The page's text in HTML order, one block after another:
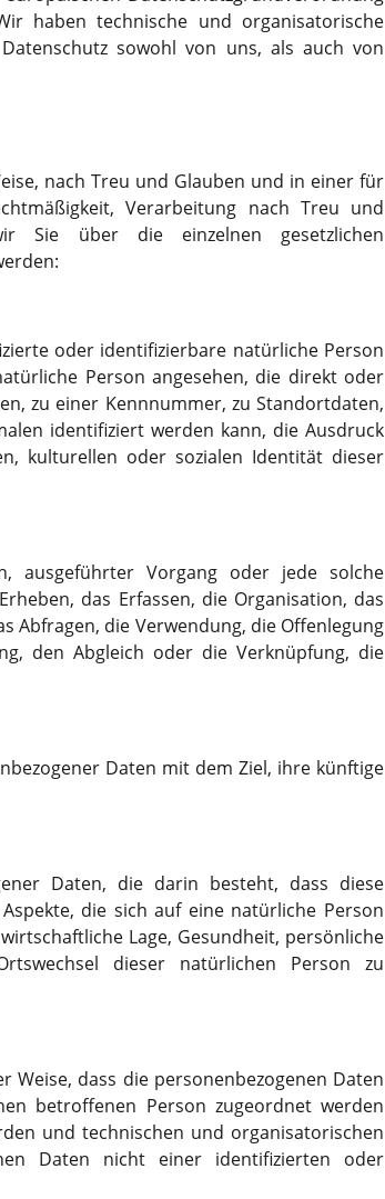
haben technische und organisatorische
sowohl von uns, als auch von
nach Treu und Glauben und in einer für
Verarbeitung nach Treu und
Sie über die einzelnen gesetzlichen
oder identifizierbare natürliche Person
Person angesehen, die direkt oder
zu einer Kennnummer, zu Standortdaten,
identifiziert werden kann, die Ausdruck
kulturellen oder sozialen Identität dieser
ausgeführter Vorgang oder jede solche
das Erfassen, die Organisation, das
Abfragen, die Verwendung, die Offenlegung
den Abgleich oder die Verknüpfung, die
Daten mit dem Ziel, ihre künftige
Daten, die darin besteht, dass diese
die sich auf eine natürliche Person
Lage, Gesundheit, persönliche
dieser natürlichen Person zu
Weise, dass die personenbezogenen Daten
betroffenen Person zugeordnet werden
und technischen und organisatorischen
Daten nicht einer identifizierten oder